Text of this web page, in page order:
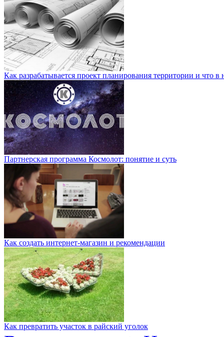
Как разрабатывается проект планирования территории и что в
Партнерская программа Космолот: понятие и суть
Как создать интернет-магазин и рекомендации
Как превратить участок в райский уголок